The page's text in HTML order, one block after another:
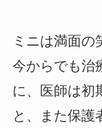
ミニは満面の
今からでも治
に、医師は初
と、また保護